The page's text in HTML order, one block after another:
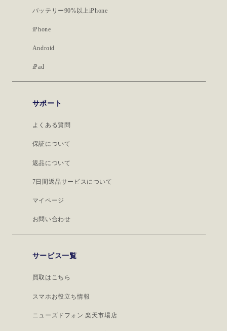
バッテリー90%以上iPhone
iPhone
Android
iPad
サポート
よくある質問
保証について
返品について
7日間返品サービスについて
マイページ
お問い合わせ
サービス一覧
買取はこちら
スマホお役立ち情報
ニューズドフォン 楽天市場店